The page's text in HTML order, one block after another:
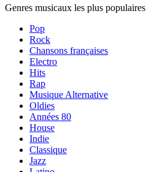
Genres musicaux les plus populaires
Pop
Rock
Chansons françaises
Electro
Hits
Rap
Musique Alternative
Oldies
Années 80
House
Indie
Classique
Jazz